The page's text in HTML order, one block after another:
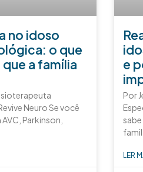
no idoso
o que
a família
Neuro Se você
Parkinson,
e
Por
LER